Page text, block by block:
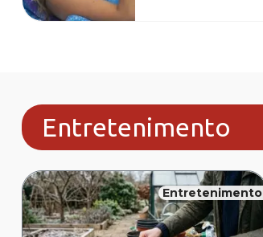
Entretenimento
Entretenimento